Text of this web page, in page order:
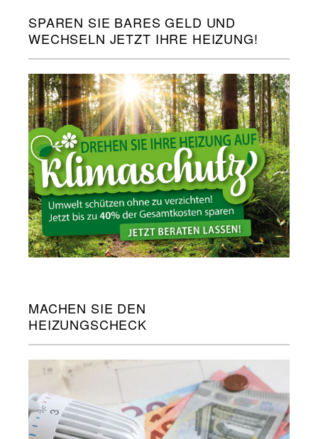
SPAREN SIE BARES GELD UND
WECHSELN JETZT IHRE HEIZUNG!
MACHEN SIE DEN
HEIZUNGSCHECK